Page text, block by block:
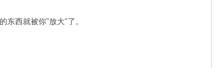
东西就被你"放大"了。